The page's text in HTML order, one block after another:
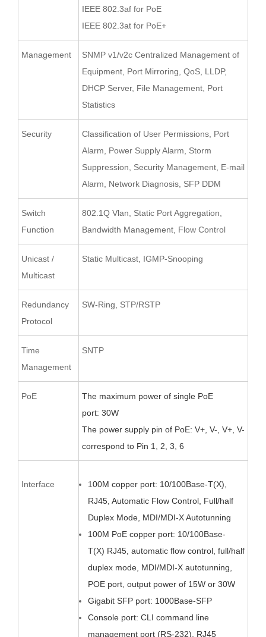
IEEE 802.3af for PoE
IEEE 802.3at for PoE+
Management
SNMP v1/v2c Centralized Management of
Equipment, Port Mirroring, QoS, LLDP,
DHCP Server, File Management, Port
Statistics
Security
Classification of User Permissions, Port
Alarm, Power Supply Alarm, Storm
Suppression, Security Management, E-mail
Alarm, Network Diagnosis, SFP DDM
Switch
Function
802.1Q Vlan, Static Port Aggregation,
Bandwidth Management, Flow Control
Unicast /
Multicast
Static Multicast, IGMP-Snooping
Redundancy
Protocol
SW-Ring, STP/RSTP
Time
Management
SNTP
PoE The maximum power of single PoE
port: 30W
The power supply pin of PoE: V+, V-, V+, V-
correspond to Pin 1, 2, 3, 6
Interface 100M copper port: 10/100Base-T(X),
RJ45, Automatic Flow Control, Full/half
Duplex Mode, MDI/MDI-X Autotunning
100M PoE copper port: 10/100Base-
T(X) RJ45, automatic flow control, full/half
duplex mode, MDI/MDI-X autotunning,
POE port, output power of 15W or 30W
Gigabit SFP port: 1000Base-SFP
Console port: CLI command line
management port (RS-232), RJ45